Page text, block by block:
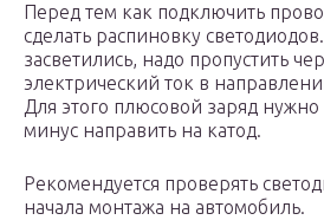
Перед тем как подключить
сделать распиновку
засветились, надо пропустить
электрический ток в
Для этого плюсовой заряд нужно
минус направить на катод.
Рекомендуется проверять
начала монтажа на автомобиль.